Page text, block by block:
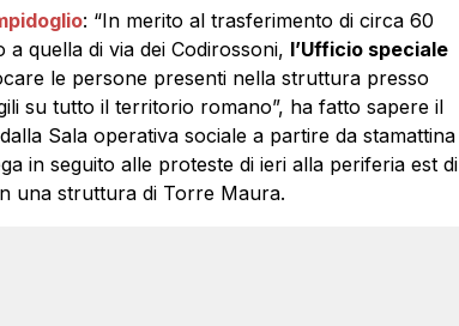
: “In merito al trasferimento di circa 60
quella di via dei Codirossoni, l’Ufficio speciale
le persone presenti nella struttura presso
su tutto il territorio romano”, ha fatto sapere il
Sala operativa sociale a partire da stamattina
in seguito alle proteste di ieri alla periferia est di
una struttura di Torre Maura.